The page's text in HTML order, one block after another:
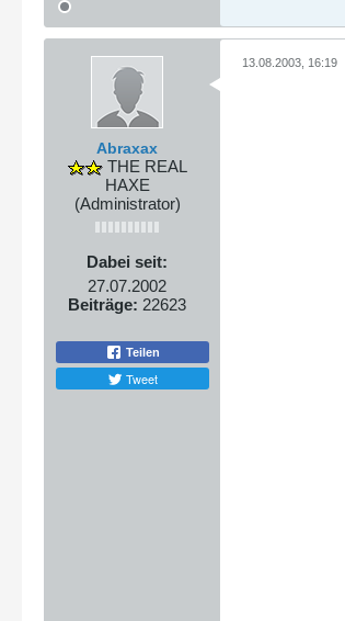
Abraxax
THE REAL
HAXE
(Administrator)
Dabei seit:
27.07.2002
Beiträge: 22623
Teilen
Tweet
13.08.2003, 16:19